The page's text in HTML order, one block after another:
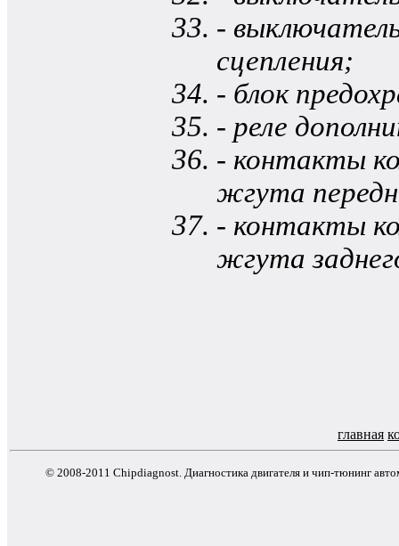
-
сцепления;
- блок
- реле
- контакты
жгута
- контакты
жгута
главная
© 2008-2011 Chipdiagnost. Диагностика двигателя и чип-тюнинг